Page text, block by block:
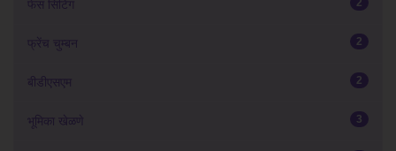
फेस सिटिंग 2
फ्रेंच चुम्बन 2
बीडीएसएम 2
भूमिका खेळणे 3